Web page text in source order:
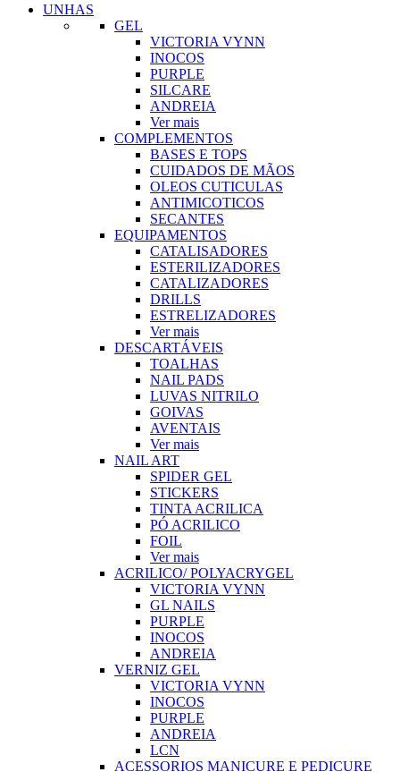
UNHAS
GEL
VICTORIA VYNN
INOCOS
PURPLE
SILCARE
ANDREIA
Ver mais
COMPLEMENTOS
BASES E TOPS
CUIDADOS DE MÃOS
OLEOS CUTICULAS
ANTIMICOTICOS
SECANTES
EQUIPAMENTOS
CATALISADORES
ESTERILIZADORES
CATALIZADORES
DRILLS
ESTRELIZADORES
Ver mais
DESCARTÁVEIS
TOALHAS
NAIL PADS
LUVAS NITRILO
GOIVAS
AVENTAIS
Ver mais
NAIL ART
SPIDER GEL
STICKERS
TINTA ACRILICA
PÓ ACRILICO
FOIL
Ver mais
ACRILICO/ POLYACRYGEL
VICTORIA VYNN
GL NAILS
PURPLE
INOCOS
ANDREIA
VERNIZ GEL
VICTORIA VYNN
INOCOS
PURPLE
ANDREIA
LCN
ACESSORIOS MANICURE E PEDICURE